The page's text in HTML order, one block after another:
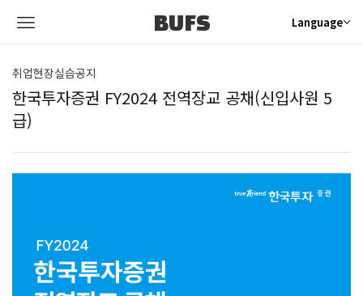
BUFS Language
취업현장실습공지
한국투자증권 FY2024 전역장교 공채(신입사원 5
급)